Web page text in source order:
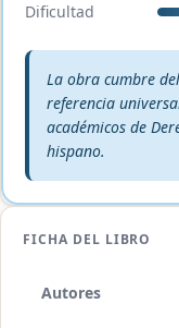
Dificultad
Veredicto editorial:
La obra cumbre
referencia
académicos de
hispano.
FICHA DEL LIBRO
Autores